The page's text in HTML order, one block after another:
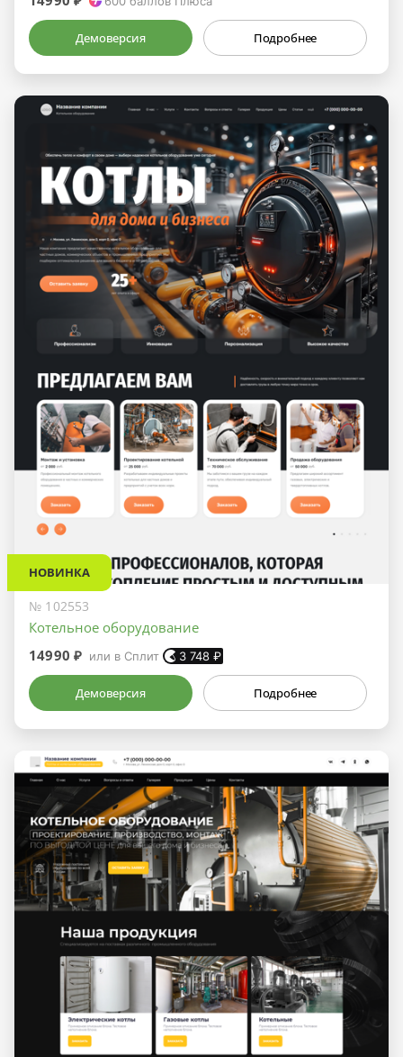
Демоверсия Подробнее
НОВИНКА
№ 102553
Котельное оборудование
14990 ₽ или в Сплит 3 748 ₽
Демоверсия Подробнее